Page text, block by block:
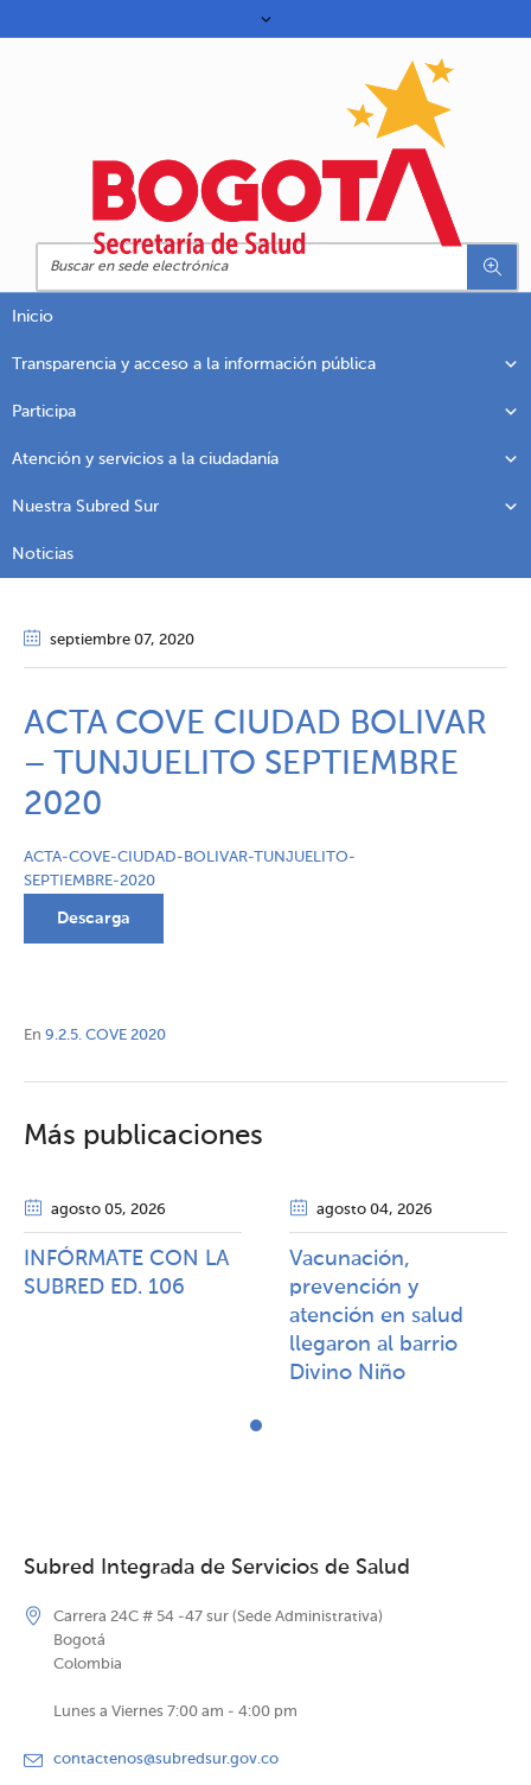
Inicio
Transparencia y acceso a la información pública
Participa
Atención y servicios a la ciudadanía
Nuestra Subred Sur
Noticias
septiembre 07, 2020
ACTA COVE CIUDAD BOLIVAR
– TUNJUELITO SEPTIEMBRE
2020
ACTA-COVE-CIUDAD-BOLIVAR-TUNJUELITO-
SEPTIEMBRE-2020
Descarga
En 9.2.5. COVE 2020
Más publicaciones
agosto 05, 2026
INFÓRMATE CON LA
SUBRED ED. 106
agosto 04, 2026
Vacunación,
prevención y
atención en salud
llegaron al barrio
Divino Niño
Subred Integrada de Servicios de Salud
Carrera 24C # 54 -47 sur (Sede Administrativa)
Bogotá
Colombia
Lunes a Viernes 7:00 am - 4:00 pm
contactenos@subredsur.gov.co